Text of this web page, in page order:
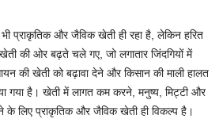
भी प्राकृतिक और जैविक खेती ही रहा है, लेकिन हरित
की ओर बढ़ते चले गए, जो लगातार जिंदगियों में
की खेती को बढ़ावा देने और किसान की माली हालत
गया है। खेती में लागत कम करने, मनुष्य, मिट्टी और
के लिए प्राकृतिक और जैविक खेती ही विकल्प है।